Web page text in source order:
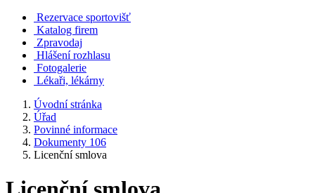
Rezervace sportovišť
Katalog firem
Zpravodaj
Hlášení rozhlasu
Fotogalerie
Lékaři, lékárny
Úvodní stránka
Úřad
Povinné informace
Dokumenty 106
Licenční smlova